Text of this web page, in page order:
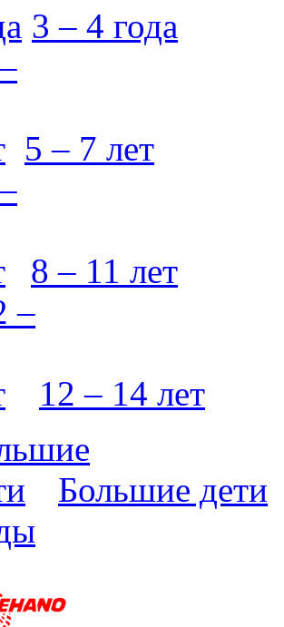
3 – 4 года
5 – 7 лет
8 – 11 лет
12 – 14 лет
Большие дети